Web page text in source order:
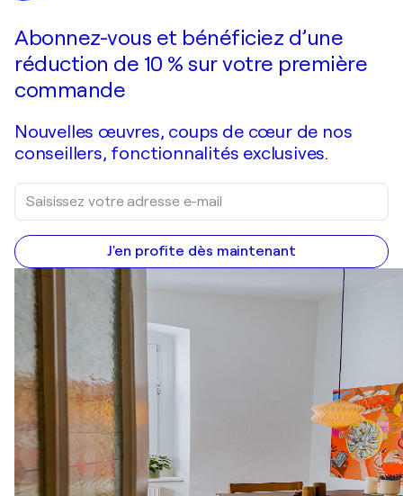
Abonnez-vous et bénéficiez d’une
réduction de 10 % sur votre première
commande
Nouvelles œuvres, coups de cœur de nos
conseillers, fonctionnalités exclusives.
J'en profite dès maintenant